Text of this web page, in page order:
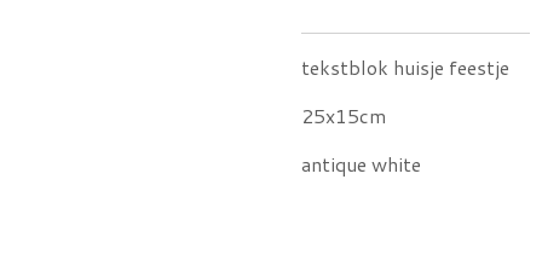
tekstblok huisje feestje
25x15cm
antique white